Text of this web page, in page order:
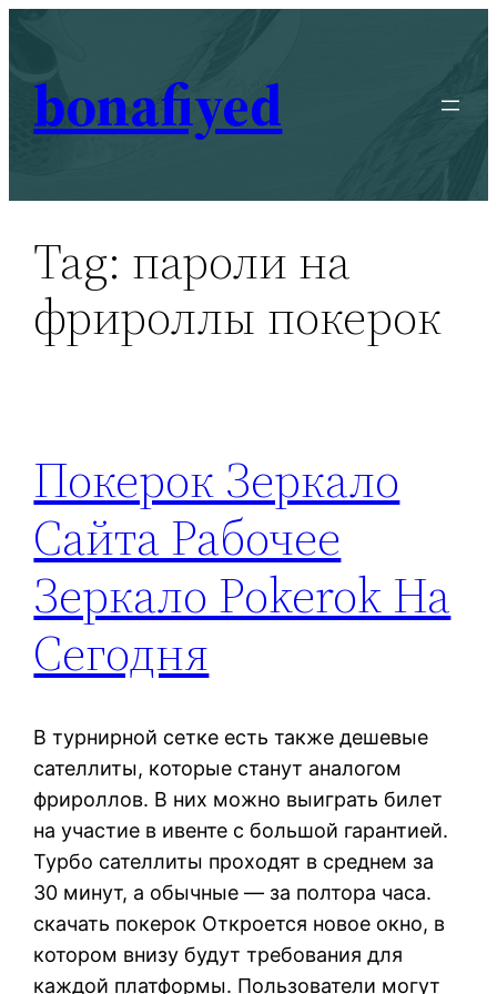
content
bonafiyed
Tag: пароли на
фрироллы покерок
Покерок Зеркало
Сайта Рабочее
Зеркало Pokerok На
Сегодня
В турнирной сетке есть также дешевые
сателлиты, которые станут аналогом
фрироллов. В них можно выиграть билет
на участие в ивенте с большой гарантией.
Турбо сателлиты проходят в среднем за
30 минут, а обычные — за полтора часа.
скачать покерок Откроется новое окно, в
котором внизу будут требования для
каждой платформы. Пользователи могут